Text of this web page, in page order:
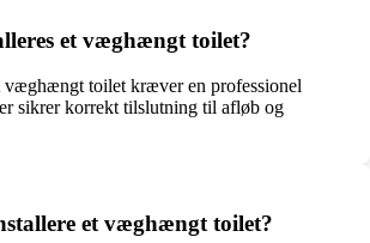
et væghængt toilet?
væghængt toilet kræver en professionel
sikrer korrekt tilslutning til afløb og
et væghængt toilet?